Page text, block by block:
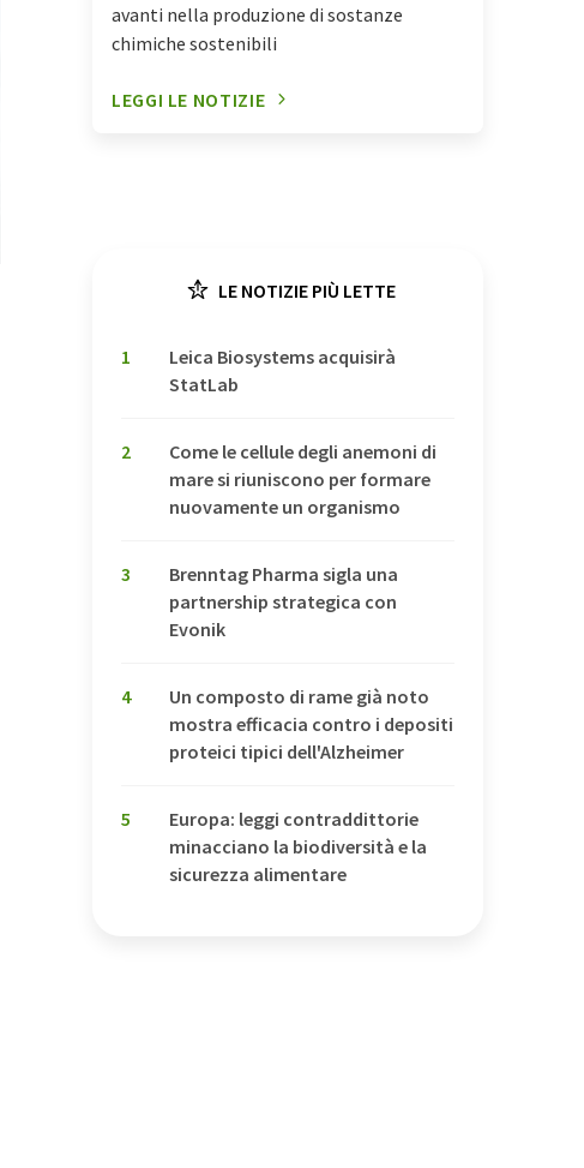
avanti nella produzione di sostanze
chimiche sostenibili
LEGGI LE NOTIZIE
LE NOTIZIE PIÙ LETTE
1
Leica Biosystems acquisirà
StatLab
2
Come le cellule degli anemoni di
mare si riuniscono per formare
nuovamente un organismo
3
Brenntag Pharma sigla una
partnership strategica con
Evonik
4
Un composto di rame già noto
mostra efficacia contro i depositi
proteici tipici dell'Alzheimer
5
Europa: leggi contraddittorie
minacciano la biodiversità e la
sicurezza alimentare